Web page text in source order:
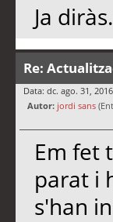
Ja diràs.
Re:
Data: dc. ago. 31,
Autor: jordi sans
Em fet
parat i
s'han